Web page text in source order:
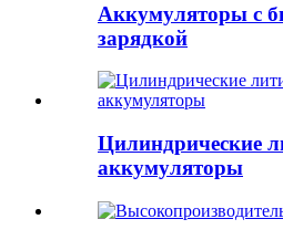
Аккумуляторы с
зарядкой
Цилиндрические
аккумуляторы